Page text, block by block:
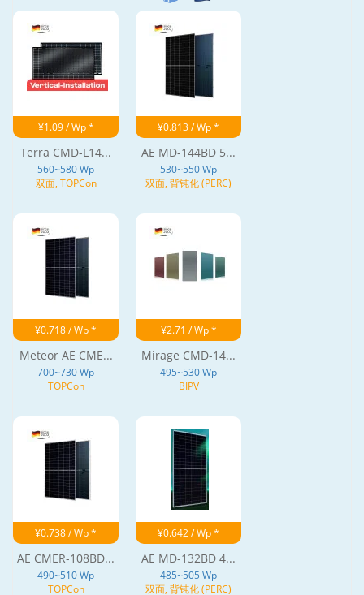
¥1.09 / Wp *
Terra CMD-L14...
560~580 Wp
双面, TOPCon
¥0.813 / Wp *
AE MD-144BD 5...
530~550 Wp
双面, 背钝化 (PERC)
¥0.718 / Wp *
Meteor AE CME...
700~730 Wp
TOPCon
¥2.71 / Wp *
Mirage CMD-14...
495~530 Wp
BIPV
¥0.738 / Wp *
AE CMER-108BD...
490~510 Wp
TOPCon
¥0.642 / Wp *
AE MD-132BD 4...
485~505 Wp
双面, 背钝化 (PERC)